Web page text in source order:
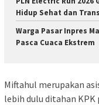
Hidup Sehat dan
Warga Pasar Inpres
Pasca Cuaca Ekstrem
Miftahul merupakan
lebih dulu ditahan KPK